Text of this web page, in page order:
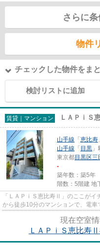
さらに
物件
チェックした物件をま
検討リストに追加
賃貸｜マンション ＬＡＰｉＳ
山手線 「 恵比寿
山手線 「 目黒
東京都目黒区三
-
築年数：築5年
階数：5階建 地
「ＬＡＰｉＳ恵比寿Ⅱ」のここがイ
から徒歩10分のマンションで、電
現在空室情
ＬＡＰｉＳ恵比寿